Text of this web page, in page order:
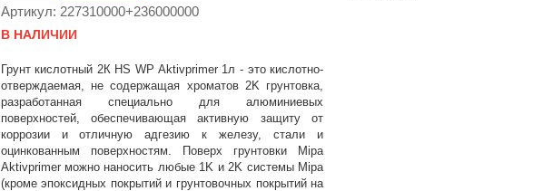
Артикул: 227310000+236000000
В НАЛИЧИИ
Грунт кислотный 2К HS WP Aktivprimer 1л - это кислотно-
отверждаемая, не содержащая хроматов 2K грунтовка,
разработанная специально для алюминиевых
поверхностей, обеспечивающая активную защиту от
коррозии и отличную адгезию к железу, стали и
оцинкованным поверхностям. Поверх грунтовки Mipa
Aktivprimer можно наносить любые 1K и 2K системы Mipa
(кроме эпоксидных покрытий и грунтовочных покрытий на